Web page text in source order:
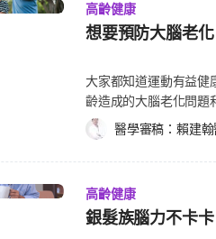
髮族動起來！簡單動跟病痛說掰掰） 建議每週至少做2
天再繼續，當感覺肌力
衡運動的目的是訓練平
由伸展運動（又稱柔軟
運動前的熱身和結束時
感覺身體可承受的強
員。 選用舒適、適合自己的運動配備，如運動鞋、泳衣或自行車等。 若出現疼痛，
或感覺胸悶、關節不舒服
權：Shutturtock）
不知道自己為什麼需要別人
細的評估老人的狀況，
知長輩關於照護的內
否偏好哪些方式的照護
人理解力通常較差，溝
服務的事。 處理抗拒的策略方法 鼓勵長輩勇敢嘗試，但別強迫他們馬上做決定，而
是建議他們可以先體驗
高齡健康
想要預防大腦老
大家都知道運動有益健
齡造成的大腦老化問題
動，中年和老人都適
失，如阿茲海默症（
素抗性（Insulin
會出現問題。另外，有
降低壓力、焦慮，也同
醫學審稿： 賴建
高齡健康
銀髮族腦力不卡